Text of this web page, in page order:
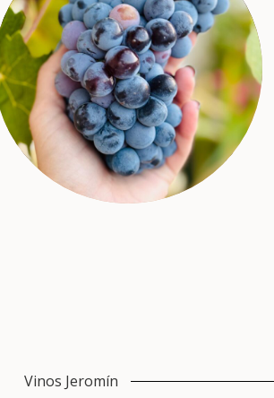
Vinos Jeromín